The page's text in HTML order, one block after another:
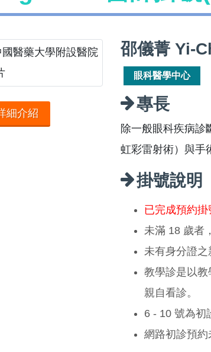
細介紹
邵儀菁 Yi-
眼科醫學中心
專長
除一般眼科疾病診
虹彩雷射術）與手
掛號說明
已完成預約掛
未滿 18 歲者
未有身分證之
教學診是以
親自看診。
6 - 10 號為初
網路初診預約